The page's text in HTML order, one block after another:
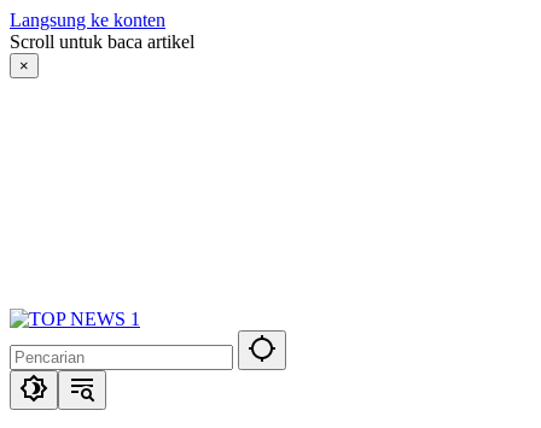
Langsung ke konten
Scroll untuk baca artikel
×